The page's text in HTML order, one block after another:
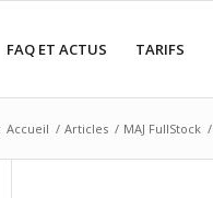
FAQ ET ACTUS TARIFS
Accueil / Articles / MAJ FullStock /